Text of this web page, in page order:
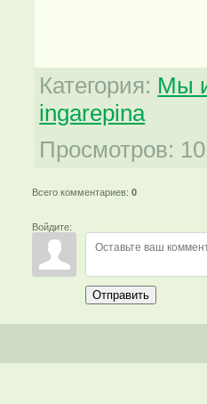
Категория: Мы
ingarepina
Просмотров:
Всего комментариев:0
Войдите:
Отправить